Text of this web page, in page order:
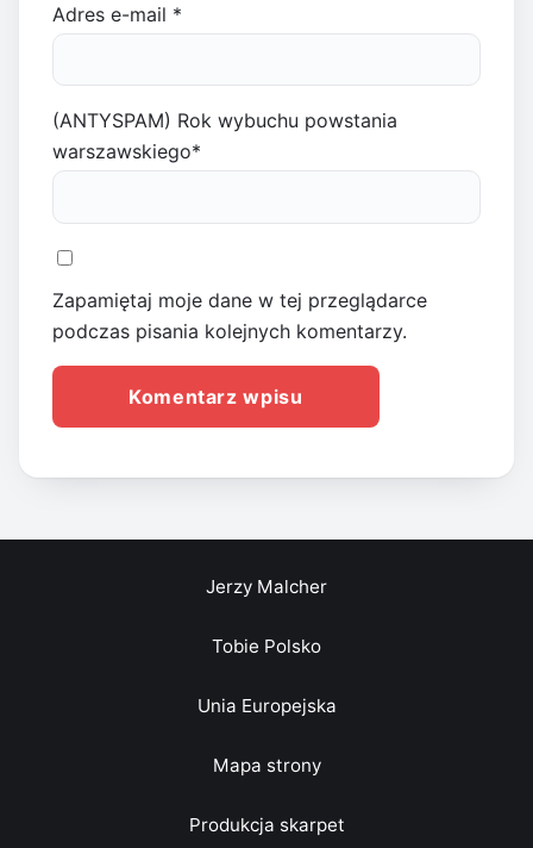
Adres e-mail *
(ANTYSPAM) Rok wybuchu powstania
warszawskiego*
Zapamiętaj moje dane w tej przeglądarce
podczas pisania kolejnych komentarzy.
Jerzy Malcher
Tobie Polsko
Unia Europejska
Mapa strony
Produkcja skarpet